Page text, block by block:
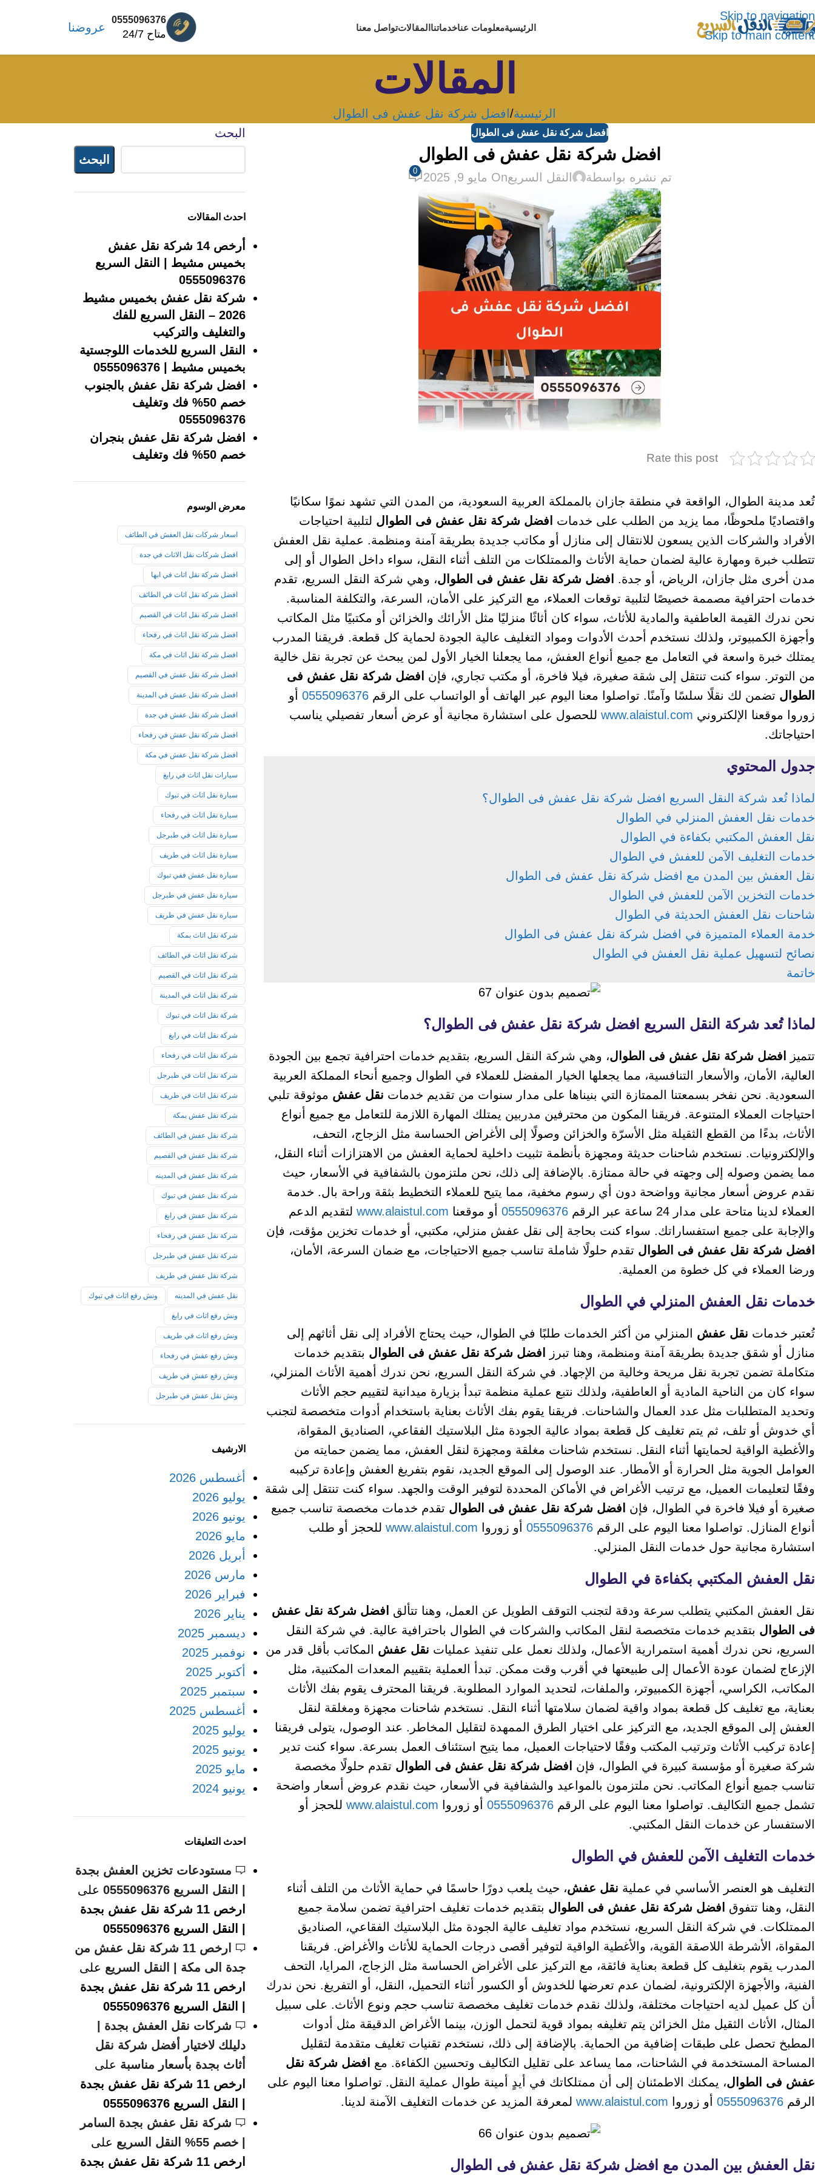
Skip to navigation
Skip to main content
الرئيسيةمعلومات عناخدماتنا المقالاتتواصل معنا
0555096376
متاح 24/7 عروضنا
المقالات
الرئيسية افضل شركة نقل عفش فى الطوال
افضل شركة نقل عفش فى الطوال
افضل شركة نقل عفش فى الطوال
تم نشره بواسطة النقل السريعOn مايو 9, 2025 0
Rate this post
تُعد مدينة الطوال، الواقعة في منطقة جازان بالمملكة العربية السعودية، من المدن التي تشهد نموًا سكانيًا
واقتصاديًا ملحوظًا، مما يزيد من الطلب على خدمات
افضل شركة نقل عفش فى الطوال لتلبية احتياجات
الأفراد والشركات الذين يسعون للانتقال إلى منازل أو مكاتب جديدة بطريقة آمنة ومنظمة. عملية نقل العفش
تتطلب خبرة ومهارة عالية لضمان حماية الأثاث والممتلكات من التلف أثناء النقل، سواء داخل الطوال أو إلى
مدن أخرى مثل جازان، الرياض، أو جدة.
افضل شركة نقل عفش فى الطوال، وهي شركة النقل السريع، تقدم
خدمات احترافية مصممة خصيصًا لتلبية توقعات العملاء، مع التركيز على الأمان، السرعة، والتكلفة المناسبة.
نحن ندرك القيمة العاطفية والمادية للأثاث، سواء كان أثاثًا منزليًا مثل الأرائك والخزائن أو مكتبيًا مثل المكاتب
وأجهزة الكمبيوتر، ولذلك نستخدم أحدث الأدوات ومواد التغليف عالية الجودة لحماية كل قطعة. فريقنا المدرب
يمتلك خبرة واسعة في التعامل مع جميع أنواع العفش، مما يجعلنا الخيار الأول لمن يبحث عن تجربة نقل خالية
من التوتر. سواء كنت تنتقل إلى شقة صغيرة، فيلا فاخرة، أو مكتب تجاري، فإن
افضل شركة نقل عفش فى
الطوال تضمن لك نقلًا سلسًا وآمنًا. تواصلوا معنا اليوم عبر الهاتف أو الواتساب على الرقم 0555096376 أو
زوروا موقعنا الإلكتروني www.alaistul.com للحصول على استشارة مجانية أو عرض أسعار تفصيلي يناسب
احتياجاتك.
جدول المحتوي
لماذا تُعد شركة النقل السريع افضل شركة نقل عفش فى الطوال؟
خدمات نقل العفش المنزلي في الطوال
نقل العفش المكتبي بكفاءة في الطوال
خدمات التغليف الآمن للعفش في الطوال
نقل العفش بين المدن مع افضل شركة نقل عفش فى الطوال
خدمات التخزين الآمن للعفش في الطوال
شاحنات نقل العفش الحديثة في الطوال
خدمة العملاء المتميزة في افضل شركة نقل عفش فى الطوال
نصائح لتسهيل عملية نقل العفش في الطوال
خاتمة
لماذا تُعد شركة النقل السريع افضل شركة نقل عفش فى الطوال؟
تتميز افضل شركة نقل عفش فى الطوال، وهي شركة النقل السريع، بتقديم خدمات احترافية تجمع بين الجودة
العالية، الأمان، والأسعار التنافسية، مما يجعلها الخيار المفضل للعملاء في الطوال وجميع أنحاء المملكة العربية
السعودية. نحن نفخر بسمعتنا الممتازة التي بنيناها على مدار سنوات من تقديم خدمات نقل عفش موثوقة تلبي
احتياجات العملاء المتنوعة. فريقنا المكون من محترفين مدربين يمتلك المهارة اللازمة للتعامل مع جميع أنواع
الأثاث، بدءًا من القطع الثقيلة مثل الأسرّة والخزائن وصولًا إلى الأغراض الحساسة مثل الزجاج، التحف،
والإلكترونيات. نستخدم شاحنات حديثة ومجهزة بأنظمة تثبيت داخلية لحماية العفش من الاهتزازات أثناء النقل،
مما يضمن وصوله إلى وجهته في حالة ممتازة. بالإضافة إلى ذلك، نحن ملتزمون بالشفافية في الأسعار، حيث
نقدم عروض أسعار مجانية وواضحة دون أي رسوم مخفية، مما يتيح للعملاء التخطيط بثقة وراحة بال. خدمة
العملاء لدينا متاحة على مدار 24 ساعة عبر الرقم
0555096376 أو موقعنا www.alaistul.com لتقديم الدعم
والإجابة على جميع استفساراتك. سواء كنت بحاجة إلى نقل عفش منزلي، مكتبي، أو خدمات تخزين مؤقت، فإن
افضل شركة نقل عفش فى الطوال تقدم حلولًا شاملة تناسب جميع الاحتياجات، مع ضمان السرعة، الأمان،
ورضا العملاء في كل خطوة من العملية.
خدمات نقل العفش المنزلي في الطوال
تُعتبر خدمات نقل عفش المنزلي من أكثر الخدمات طلبًا في الطوال، حيث يحتاج الأفراد إلى نقل أثاثهم إلى
منازل أو شقق جديدة بطريقة آمنة ومنظمة، وهنا تبرز
افضل شركة نقل عفش فى الطوال بتقديم خدمات
متكاملة تضمن تجربة نقل مريحة وخالية من الإجهاد. في شركة النقل السريع، نحن ندرك أهمية الأثاث المنزلي،
سواء كان من الناحية المادية أو العاطفية، ولذلك نتبع عملية منظمة تبدأ بزيارة ميدانية لتقييم حجم الأثاث
وتحديد المتطلبات مثل عدد العمال والشاحنات. فريقنا يقوم بفك الأثاث بعناية باستخدام أدوات متخصصة لتجنب
أي خدوش أو تلف، ثم يتم تغليف كل قطعة بمواد عالية الجودة مثل البلاستيك الفقاعي، الصناديق المقواة،
والأغطية الواقية لحمايتها أثناء النقل. نستخدم شاحنات مغلقة ومجهزة لنقل العفش، مما يضمن حمايته من
العوامل الجوية مثل الحرارة أو الأمطار. عند الوصول إلى الموقع الجديد، نقوم بتفريغ العفش وإعادة تركيبه
وفقًا لتعليمات العميل، مع ترتيب الأغراض في الأماكن المحددة لتوفير الوقت والجهد. سواء كنت تنتقل إلى شقة
صغيرة أو فيلا فاخرة في الطوال، فإن
افضل شركة نقل عفش فى الطوال تقدم خدمات مخصصة تناسب جميع
أنواع المنازل. تواصلوا معنا اليوم على الرقم 0555096376 أو زوروا www.alaistul.com للحجز أو طلب
استشارة مجانية حول خدمات النقل المنزلي.
نقل العفش المكتبي بكفاءة في الطوال
نقل العفش المكتبي يتطلب سرعة ودقة لتجنب التوقف الطويل عن العمل، وهنا تتألق
افضل شركة نقل عفش
فى الطوال بتقديم خدمات متخصصة لنقل المكاتب والشركات في الطوال باحترافية عالية. في شركة النقل
السريع، نحن ندرك أهمية استمرارية الأعمال، ولذلك نعمل على تنفيذ عمليات نقل عفش المكاتب بأقل قدر من
الإزعاج لضمان عودة الأعمال إلى طبيعتها في أقرب وقت ممكن. تبدأ العملية بتقييم المعدات المكتبية، مثل
المكاتب، الكراسي، أجهزة الكمبيوتر، والملفات، لتحديد الموارد المطلوبة. فريقنا المحترف يقوم بفك الأثاث
بعناية، مع تغليف كل قطعة بمواد واقية لضمان سلامتها أثناء النقل. نستخدم شاحنات مجهزة ومغلقة لنقل
العفش إلى الموقع الجديد، مع التركيز على اختيار الطرق الممهدة لتقليل المخاطر. عند الوصول، يتولى فريقنا
إعادة تركيب الأثاث وترتيب المكتب وفقًا لاحتياجات العميل، مما يتيح استئناف العمل بسرعة. سواء كنت تدير
شركة صغيرة أو مؤسسة كبيرة في الطوال، فإن
افضل شركة نقل عفش فى الطوال تقدم حلولًا مخصصة
تناسب جميع أنواع المكاتب. نحن ملتزمون بالمواعيد والشفافية في الأسعار، حيث نقدم عروض أسعار واضحة
تشمل جميع التكاليف. تواصلوا معنا اليوم على الرقم 0555096376 أو زوروا www.alaistul.com للحجز أو
الاستفسار عن خدمات النقل المكتبي.
خدمات التغليف الآمن للعفش في الطوال
التغليف هو العنصر الأساسي في عملية نقل عفش، حيث يلعب دورًا حاسمًا في حماية الأثاث من التلف أثناء
النقل، وهنا تتفوق
افضل شركة نقل عفش فى الطوال بتقديم خدمات تغليف احترافية تضمن سلامة جميع
الممتلكات. في شركة النقل السريع، نستخدم مواد تغليف عالية الجودة مثل البلاستيك الفقاعي، الصناديق
المقواة، الأشرطة اللاصقة القوية، والأغطية الواقية لتوفير أقصى درجات الحماية للأثاث والأغراض. فريقنا
المدرب يقوم بتغليف كل قطعة بعناية فائقة، مع التركيز على الأغراض الحساسة مثل الزجاج، المرايا، التحف
الفنية، والأجهزة الإلكترونية، لضمان عدم تعرضها للخدوش أو الكسور أثناء التحميل، النقل، أو التفريغ. نحن ندرك
أن كل عميل لديه احتياجات مختلفة، ولذلك نقدم خدمات تغليف مخصصة تناسب حجم ونوع الأثاث. على سبيل
المثال، الأثاث الثقيل مثل الخزائن يتم تغليفه بمواد قوية لتحمل الوزن، بينما الأغراض الدقيقة مثل أدوات
المطبخ تحصل على طبقات إضافية من الحماية. بالإضافة إلى ذلك، نستخدم تقنيات تغليف متقدمة لتقليل
المساحة المستخدمة في الشاحنات، مما يساعد على تقليل التكاليف وتحسين الكفاءة. مع
افضل شركة نقل
عفش فى الطوال، يمكنك الاطمئنان إلى أن ممتلكاتك في أيدٍ أمينة طوال عملية النقل. تواصلوا معنا اليوم على
الرقم 0555096376 أو زوروا www.alaistul.com لمعرفة المزيد عن خدمات التغليف الآمنة لدينا.
نقل العفش بين المدن مع افضل شركة نقل عفش فى الطوال
البحث
البحث
احدث المقالات
أرخص 14 شركة نقل عفش
بخميس مشيط | النقل السريع
0555096376
شركة نقل عفش بخميس مشيط
2026 – النقل السريع للفك
والتغليف والتركيب
النقل السريع للخدمات اللوجستية
بخميس مشيط | 0555096376
افضل شركة نقل عفش بالجنوب
خصم 50% فك وتغليف
0555096376
افضل شركة نقل عفش بنجران
خصم 50% فك وتغليف
معرض الوسوم
اسعار شركات نقل العفش في الطائف
افضل شركات نقل الاثاث في جدة
افضل شركة نقل اثاث في ابها
افضل شركة نقل اثاث في الطائف
افضل شركة نقل اثاث في القصيم
افضل شركة نقل اثاث في رفحاء
افضل شركة نقل اثاث في مكة
افضل شركة نقل عفش في القصيم
افضل شركة نقل عفش في المدينة
افضل شركة نقل عفش في جدة
افضل شركة نقل عفش في رفحاء
افضل شركة نقل عفش في مكة
سيارات نقل اثاث في رابغ
سيارة نقل اثاث في تبوك
سيارة نقل اثاث في رفحاء
سيارة نقل اثاث في طبرجل
سيارة نقل اثاث في طريف
سيارة نقل عفش ففي تبوك
سيارة نقل عفش في طبرجل
سيارة نقل عفش في طريف
شركة نقل اثاث بمكة
شركة نقل اثاث في الطائف
شركة نقل اثاث في القصيم
شركة نقل اثاث في المدينة
شركة نقل اثاث في تبوك
شركة نقل اثاث في رابغ
شركة نقل اثاث في رفحاء
شركة نقل اثاث في طبرجل
شركة نقل اثاث في طريف
شركة نقل عفش بمكة
شركة نقل عفش في الطائف
شركة نقل عفش في القصيم
شركة نقل عفش في المدينه
شركة نقل عفش في تبوك
شركة نقل عفش في رابغ
شركة نقل عفش في رفحاء
شركة نقل عفش في طبرجل
شركة نقل عفش في طريف
نقل عفش في المدينه ونش رفع اثاث في تبوك
ونش رفع اثاث في رابغ
ونش رفع اثاث في طريف
ونش رفع عفش في رفحاء
ونش رفع عفش في طريف
ونش نقل عفش في طبرجل
الارشيف
أغسطس 2026
يوليو 2026
يونيو 2026
مايو 2026
أبريل 2026
مارس 2026
فبراير 2026
يناير 2026
ديسمبر 2025
نوفمبر 2025
أكتوبر 2025
سبتمبر 2025
أغسطس 2025
يوليو 2025
يونيو 2025
مايو 2025
يونيو 2024
احدث التعليقات
مستودعات تخزين العفش بجدة
| النقل السريع 0555096376
على
ارخص 11 شركة نقل عفش بجدة
| النقل السريع 0555096376
ارخص 11 شركة نقل عفش من
جدة الى مكة | النقل السريع على
ارخص 11 شركة نقل عفش بجدة
| النقل السريع 0555096376
شركات نقل العفش بجدة |
دليلك لاختيار أفضل شركة نقل
أثاث بجدة بأسعار مناسبة على
ارخص 11 شركة نقل عفش بجدة
| النقل السريع 0555096376
شركة نقل عفش بجدة السامر
| خصم 55% النقل السريع
على
ارخص 11 شركة نقل عفش بجدة